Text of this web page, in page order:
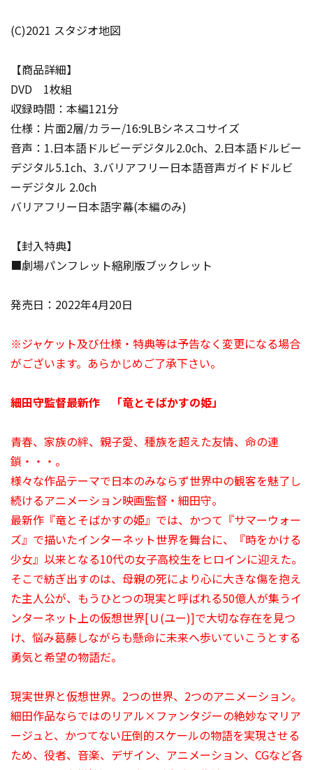
(C)2021 スタジオ地図
【商品詳細】
DVD 1枚組
収録時間：本編121分
仕様：片面2層/カラー/16:9LBシネスコサイズ
音声：1.日本語ドルビーデジタル2.0ch、2.日本語ドルビー
デジタル5.1ch、3.バリアフリー日本語音声ガイドドルビ
ーデジタル 2.0ch
バリアフリー日本語字幕(本編のみ)
【封入特典】
■劇場パンフレット縮刷版ブックレット
発売日：2022年4月20日
※ジャケット及び仕様・特典等は予告なく変更になる場合
がございます。あらかじめご了承下さい。
細田守監督最新作 「竜とそばかすの姫」
青春、家族の絆、親子愛、種族を超えた友情、命の連
鎖・・・。
様々な作品テーマで日本のみならず世界中の観客を魅了し
続けるアニメーション映画監督・細田守。
最新作『竜とそばかすの姫』では、かつて『サマーウォー
ズ』で描いたインターネット世界を舞台に、『時をかける
少女』以来となる10代の女子高校生をヒロインに迎えた。
そこで紡ぎ出すのは、母親の死により心に大きな傷を抱え
た主人公が、もうひとつの現実と呼ばれる50億人が集うイ
ンターネット上の仮想世界[Ｕ(ユー)]で大切な存在を見つ
け、悩み葛藤しながらも懸命に未来へ歩いていこうとする
勇気と希望の物語だ。
現実世界と仮想世界。2つの世界、2つのアニメーション。
細田作品ならではのリアル×ファンタジーの絶妙なマリア
ージュと、かつてない圧倒的スケールの物語を実現させる
ため、役者、音楽、デザイン、アニメーション、CGなど各